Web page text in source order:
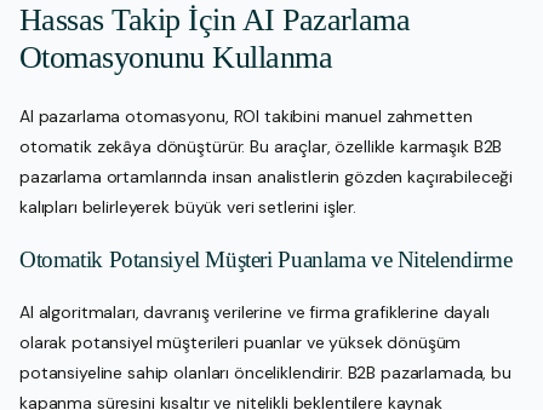
Hassas Takip İçin AI Pazarlama
Otomasyonunu Kullanma
AI pazarlama otomasyonu, ROI takibini manuel zahmetten
otomatik zekâya dönüştürür. Bu araçlar, özellikle karmaşık B2B
pazarlama ortamlarında insan analistlerin gözden kaçırabileceği
kalıpları belirleyerek büyük veri setlerini işler.
Otomatik Potansiyel Müşteri Puanlama ve Nitelendirme
AI algoritmaları, davranış verilerine ve firma grafiklerine dayalı
olarak potansiyel müşterileri puanlar ve yüksek dönüşüm
potansiyeline sahip olanları önceliklendirir. B2B pazarlamada, bu
kapanma süresini kısaltır ve nitelikli beklentilere kaynak